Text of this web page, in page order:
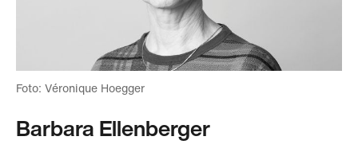
Foto: Véronique Hoegger
Barbara Ellenberger